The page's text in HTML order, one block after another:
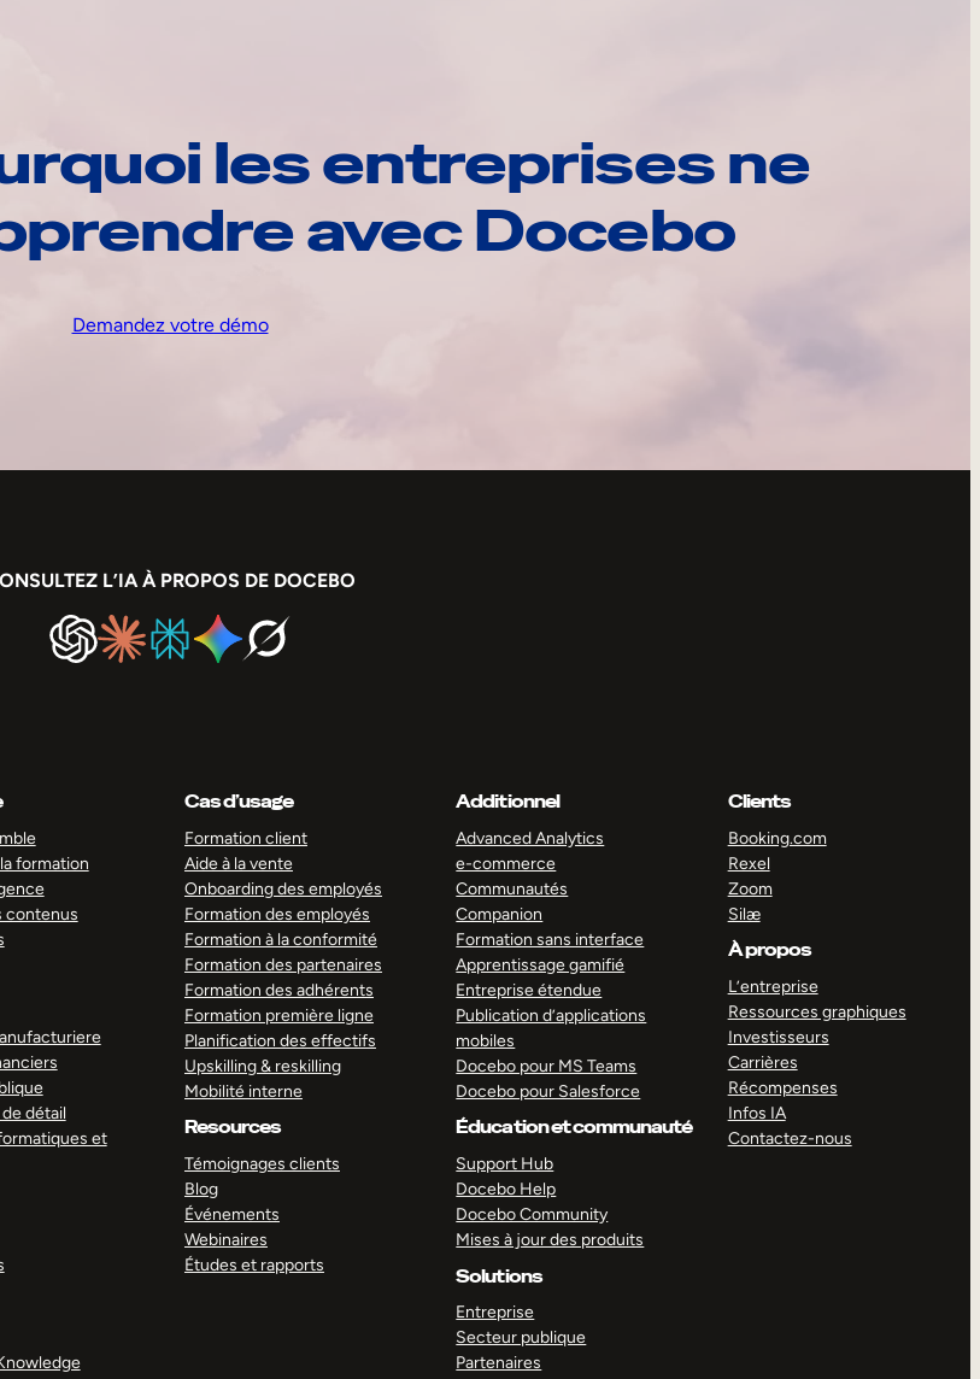
les entreprises ne
avec Docebo
Demandez votre démo
L’IA À PROPOS DE DOCEBO
formation
contenus
détail
et
Cas d’usage
Formation client
Aide à la vente
Onboarding des employés
Formation des employés
Formation à la conformité
Formation des partenaires
Formation des adhérents
Formation première ligne
Planification des effectifs
Upskilling & reskilling
Mobilité interne
Resources
Témoignages clients
Blog
Événements
Webinaires
Études et rapports
Additionnel
Advanced Analytics
e-commerce
Communautés
Companion
Formation sans interface
Apprentissage gamifié
Entreprise étendue
Publication d’applications
mobiles
Docebo pour MS Teams
Docebo pour Salesforce
Éducation et communauté
Support Hub
Docebo Help
Docebo Community
Mises à jour des produits
Solutions
Entreprise
Secteur publique
Partenaires
Clients
Booking.com
Rexel
Zoom
Silæ
À propos
L’entreprise
Ressources graphiques
Investisseurs
Carrières
Récompenses
Infos IA
Contactez-nous